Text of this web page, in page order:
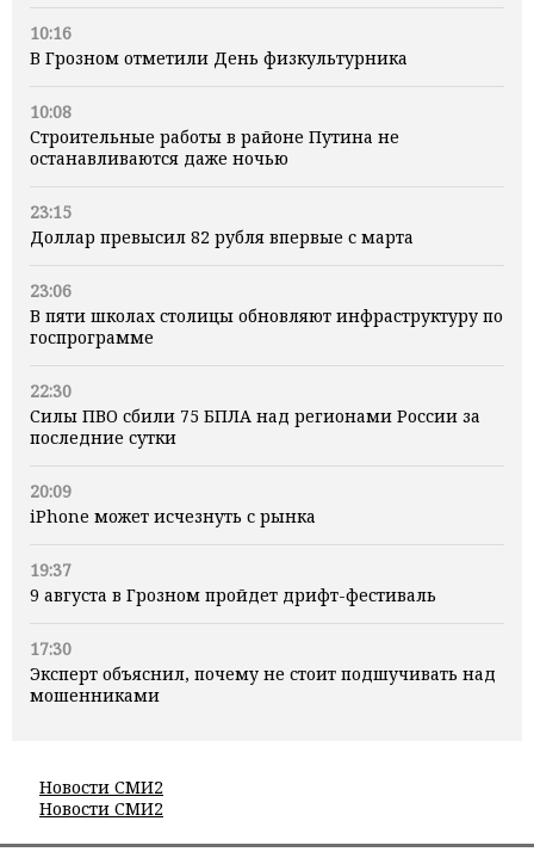
10:16
В Грозном отметили День физкультурника
10:08
Строительные работы в районе Путина не
останавливаются даже ночью
23:15
Доллар превысил 82 рубля впервые с марта
23:06
В пяти школах столицы обновляют инфраструктуру по
госпрограмме
22:30
Силы ПВО сбили 75 БПЛА над регионами России за
последние сутки
20:09
iPhone может исчезнуть с рынка
19:37
9 августа в Грозном пройдет дрифт-фестиваль
17:30
Эксперт объяснил, почему не стоит подшучивать над
мошенниками
Новости СМИ2
Новости СМИ2